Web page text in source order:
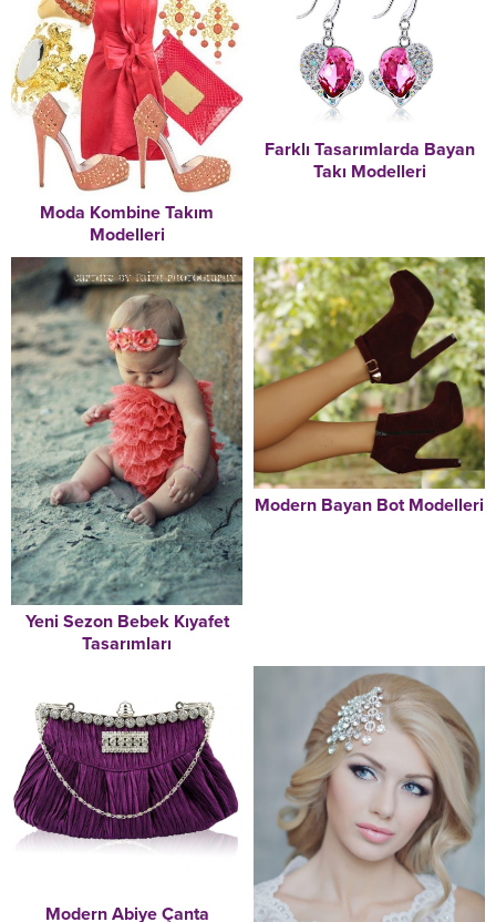
Moda Kombine Takım
Modelleri
Farklı Tasarımlarda Bayan
Takı Modelleri
Yeni Sezon Bebek Kıyafet
Tasarımları
Modern Bayan Bot Modelleri
Modern Abiye Çanta